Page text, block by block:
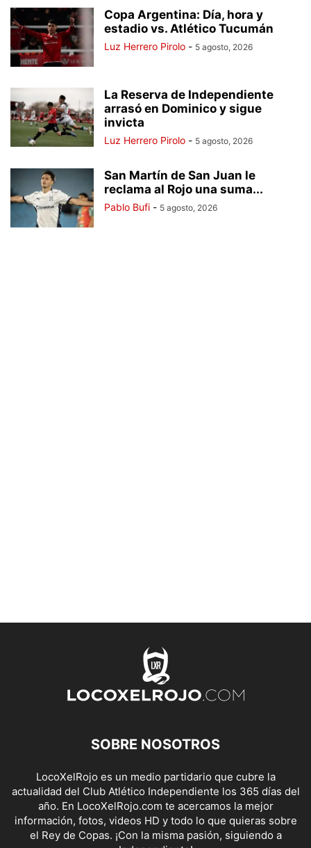
Copa Argentina: Día, hora y
estadio vs. Atlético Tucumán
Luz Herrero Pirolo - 5 agosto, 2026
La Reserva de Independiente
arrasó en Dominico y sigue
invicta
Luz Herrero Pirolo - 5 agosto, 2026
San Martín de San Juan le
reclama al Rojo una suma...
Pablo Bufi - 5 agosto, 2026
SOBRE NOSOTROS
LocoXelRojo es un medio partidario que cubre la
actualidad del Club Atlético Independiente los 365 días del
año. En LocoXelRojo.com te acercamos la mejor
información, fotos, videos HD y todo lo que quieras sobre
el Rey de Copas. ¡Con la misma pasión, siguiendo a